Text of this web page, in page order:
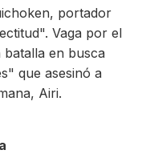
portador
Vaga por el
en busca
que asesinó a
Airi.